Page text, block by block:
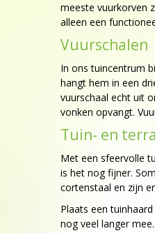
meeste vuurkorven
alleen een
Vuurschalen
In ons tuincentrum
hangt hem in een
vuurschaal echt uit
vonken opvangt.
Tuin- en
Met een sfeervolle
is het nog fijner.
cortenstaal en zijn
Plaats een
nog veel langer mee.